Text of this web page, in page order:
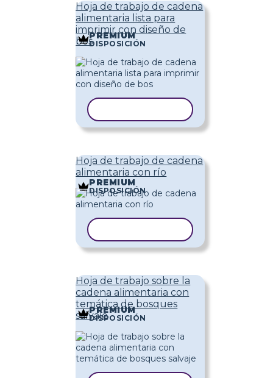
Hoja de trabajo de cadena
alimentaria lista para
imprimir con diseño de
bos
PREMIUM
DISPOSICIÓN
Hoja de trabajo de cadena
alimentaria con río
PREMIUM
DISPOSICIÓN
Hoja de trabajo sobre la
cadena alimentaria con
temática de bosques
salvaje
PREMIUM
DISPOSICIÓN